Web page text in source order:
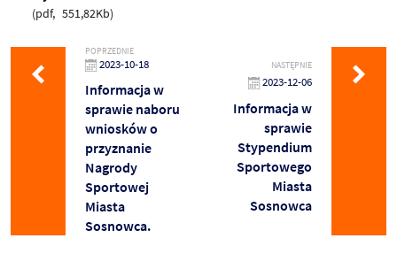
pdf 551,82Kb
POPRZEDNIE
2023-10-18
Informacja w
sprawie naboru
wniosków o
przyznanie
Nagrody
Sportowej
Miasta
Sosnowca.
NASTĘPNIE
2023-12-06
Informacja w
sprawie
Stypendium
Sportowego
Miasta
Sosnowca